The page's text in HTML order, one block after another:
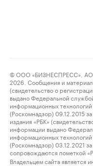
© ООО «БИЗНЕСПРЕСС»,
2026. Сообщения и
(свидетельство о
выдано Федеральной
информационных
(Роскомнадзор) 09.12.2015
издания «РБК»
информации выдано
информационных
(Роскомнадзор) 03.12.2021
сопровождаются пометкой
Владельцем сайта является